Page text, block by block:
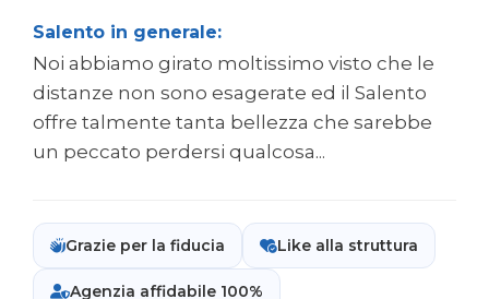
Salento in generale:
Noi abbiamo girato moltissimo visto che le
distanze non sono esagerate ed il Salento
offre talmente tanta bellezza che sarebbe
un peccato perdersi qualcosa...
Grazie per la fiducia Like alla struttura
Agenzia affidabile 100%